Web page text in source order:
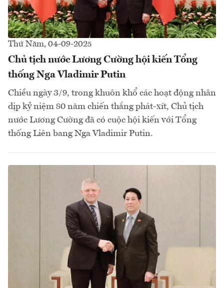
Thứ Năm, 04-09-2025
Chủ tịch nước Lương Cường hội kiến Tổng
thống Nga Vladimir Putin
Chiều ngày 3/9, trong khuôn khổ các hoạt động nhân
dịp kỷ niệm 80 năm chiến thắng phát-xít, Chủ tịch
nước Lương Cường đã có cuộc hội kiến với Tổng
thống Liên bang Nga Vladimir Putin.